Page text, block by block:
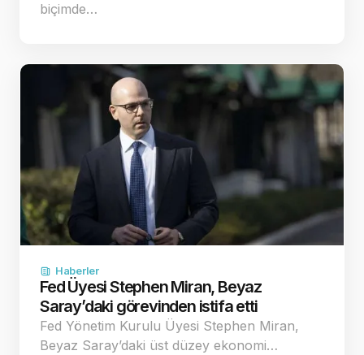
biçimde…
Haberler
Fed Üyesi Stephen Miran, Beyaz
Saray’daki görevinden istifa etti
Fed Yönetim Kurulu Üyesi Stephen Miran,
Beyaz Saray’daki üst düzey ekonomi…